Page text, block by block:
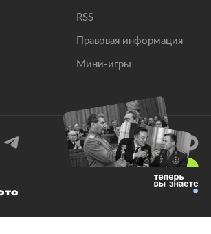
RSS
Правовая информация
Мини-игры
1999–2026 Все права защищены.